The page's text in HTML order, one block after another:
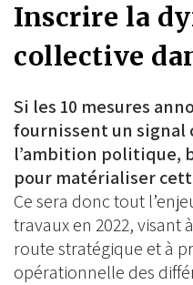
Inscrire la
collective
Si les 10 mesures
fournissent un signal
l’ambition politique,
pour matérialiser
Ce sera donc tout
travaux en 2022, visant
route stratégique et à
opérationnelle des